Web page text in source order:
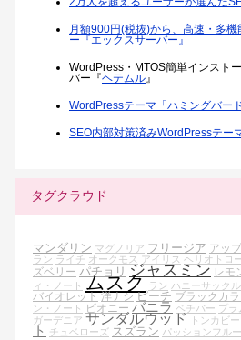
月額900円(税抜)から、高速・多
ー『エックスサーバー』
WordPress・MTOS簡単インスト
バー『ヘテムル』
WordPressテーマ「ハミングバード
SEO内部対策済みWordPressテー
タグクラウド
マンダリン マグノリア フリージア アッ
ラン ライチ オークモス アイリス ヘリオトロ
ズベリー パチョリ ジャスミン レモ
ィ・ノート ムスク ラン ハニーサックル
バイオレット 洋ナシ ピーチ ブラックカラ
ン・ノート
ピオニー バニラ ベチバー プラ
ガーデニア サンダルウッド トンカビ
ト チュベローズ スズラン パッションフル